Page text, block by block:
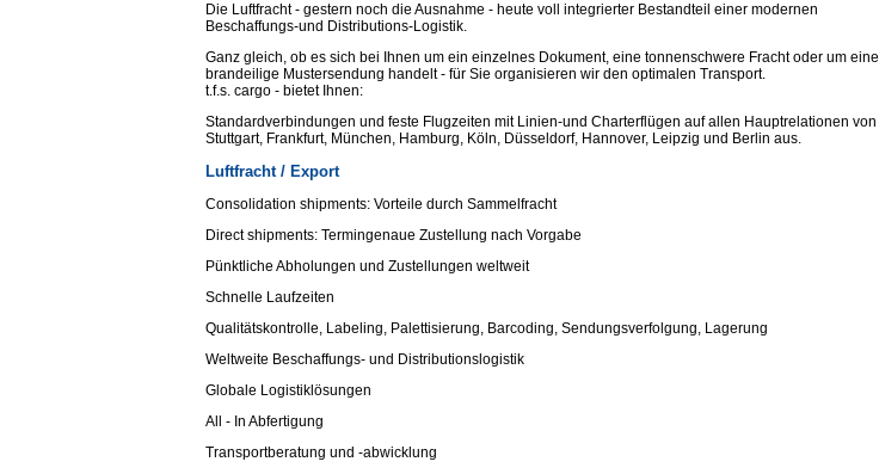
Die Luftfracht - gestern noch die Ausnahme - heute voll integrierter Bestandteil einer modernen
Beschaffungs-und Distributions-Logistik.
Ganz gleich, ob es sich bei Ihnen um ein einzelnes Dokument, eine tonnenschwere Fracht oder um eine
brandeilige Mustersendung handelt - für Sie organisieren wir den optimalen Transport.
t.f.s. cargo - bietet Ihnen:
Standardverbindungen und feste Flugzeiten mit Linien-und Charterflügen auf allen Hauptrelationen von
Stuttgart, Frankfurt, München, Hamburg, Köln, Düsseldorf, Hannover, Leipzig und Berlin aus.
Luftfracht / Export
Consolidation shipments: Vorteile durch Sammelfracht
Direct shipments: Termingenaue Zustellung nach Vorgabe
Pünktliche Abholungen und Zustellungen weltweit
Schnelle Laufzeiten
Qualitätskontrolle, Labeling, Palettisierung, Barcoding, Sendungsverfolgung, Lagerung
Weltweite Beschaffungs- und Distributionslogistik
Globale Logistiklösungen
All - In Abfertigung
Transportberatung und -abwicklung